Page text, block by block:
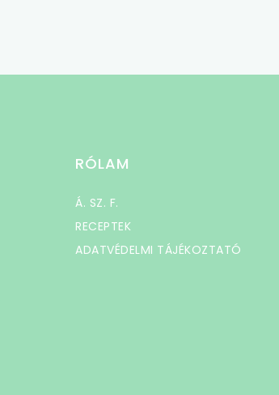
RÓLAM
Á. SZ. F.
RECEPTEK
ADATVÉDELMI TÁJÉKOZTATÓ